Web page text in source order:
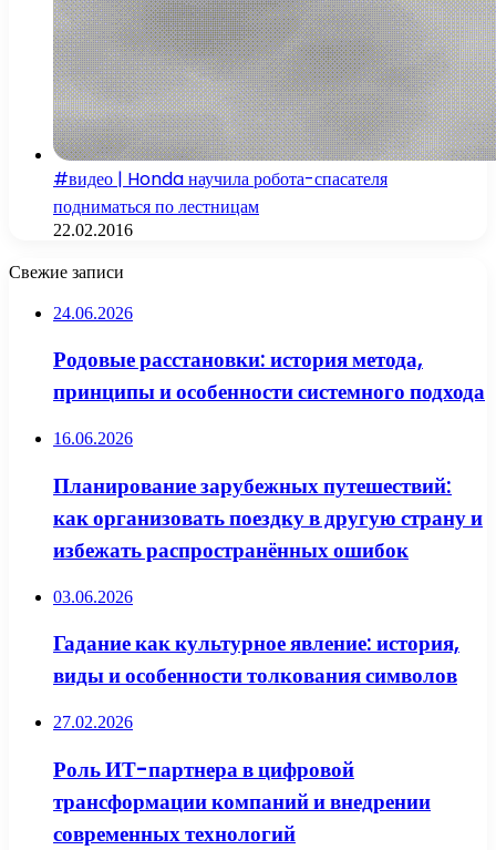
#видео | Honda научила робота-спасателя
подниматься по лестницам
22.02.2016
Свежие записи
24.06.2026
Родовые расстановки: история метода,
принципы и особенности системного подхода
16.06.2026
Планирование зарубежных путешествий:
как организовать поездку в другую страну и
избежать распространённых ошибок
03.06.2026
Гадание как культурное явление: история,
виды и особенности толкования символов
27.02.2026
Роль ИТ-партнера в цифровой
трансформации компаний и внедрении
современных технологий